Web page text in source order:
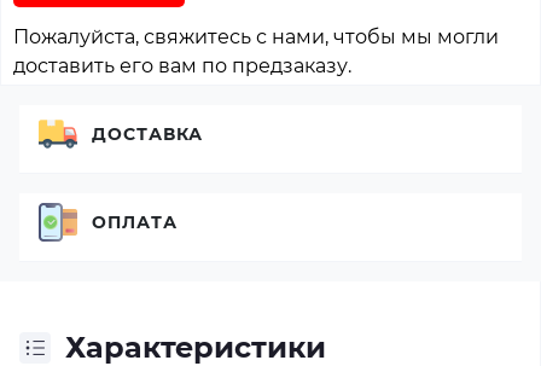
Пожалуйста, свяжитесь с нами, чтобы мы могли
доставить его вам по предзаказу.
Характеристики
ДОСТАВКА
ОПЛАТА